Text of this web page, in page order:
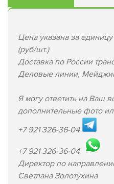
Цена указана за
(руб/шт.)
Доставка по России
Деловые линии,
Я могу ответить на Ваш
дополнительные фото
+7 921 326-36-04
+7 921 326-36-04
Директор по
Светлана Золотухина